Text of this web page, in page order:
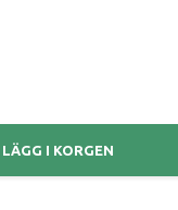
LÄGG I KORGEN